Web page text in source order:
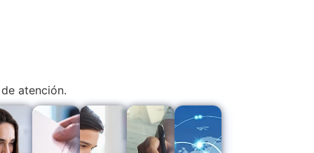
atención.